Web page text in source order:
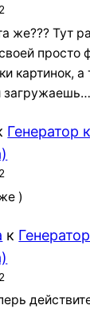
же??? Тут
просто
картинок,
загружаешь…
Генератор
)
к